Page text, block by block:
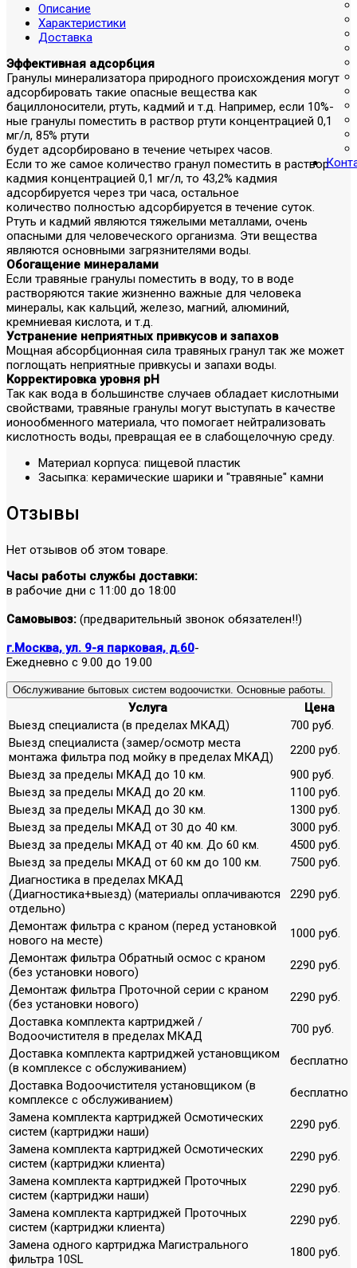
Описание
Характеристики
Доставка
Эффективная адсорбция
Гранулы минерализатора природного происхождения могут
адсорбировать такие опасные вещества как
бациллоносители, ртуть, кадмий и т.д. Например, если 10%-
ные гранулы поместить в раствор ртути концентрацией 0,1
мг/л, 85% ртути
будет адсорбировано в течение четырех часов.
Если то же самое количество гранул поместить в раствор
кадмия концентрацией 0,1 мг/л, то 43,2% кадмия
адсорбируется через три часа, остальное
количество полностью адсорбируется в течение суток.
Ртуть и кадмий являются тяжелыми металлами, очень
опасными для человеческого организма. Эти вещества
являются основными загрязнителями воды.
Обогащение минералами
Если травяные гранулы поместить в воду, то в воде
растворяются такие жизненно важные для человека
минералы, как кальций, железо, магний, алюминий,
кремниевая кислота, и т.д.
Устранение неприятных привкусов и запахов
Мощная абсорбционная сила травяных гранул так же может
поглощать неприятные привкусы и запахи воды.
Корректировка уровня pH
Так как вода в большинстве случаев обладает кислотными
свойствами, травяные гранулы могут выступать в качестве
ионообменного материала, что помогает нейтрализовать
кислотность воды, превращая ее в слабощелочную среду.
Материал корпуса: пищевой пластик
Засыпка: керамические шарики и "травяные" камни
Отзывы
Нет отзывов об этом товаре.
Часы работы службы доставки:
в рабочие дни с 11:00 до 18:00
Самовывоз: (предварительный звонок обязателен!!)
г.Москва, ул. 9-я парковая, д.60-
Ежедневно с 9.00 до 19.00
Обслуживание бытовых систем водоочистки. Основные работы.
Услуга
Цена
Выезд специалиста (в пределах МКАД)
700 руб.
Выезд специалиста (замер/осмотр места
монтажа фильтра под мойку в пределах МКАД)
2200 руб.
Выезд за пределы МКАД до 10 км.
900 руб.
Выезд за пределы МКАД до 20 км.
1100 руб.
Выезд за пределы МКАД до 30 км.
1300 руб.
Выезд за пределы МКАД от 30 до 40 км.
3000 руб.
Выезд за пределы МКАД от 40 км. До 60 км.
4500 руб.
Выезд за пределы МКАД от 60 км до 100 км.
7500 руб.
Диагностика в пределах МКАД
(Диагностика+выезд) (материалы оплачиваются
отдельно)
2290 руб.
Демонтаж фильтра с краном (перед установкой
нового на месте)
1000 руб.
Демонтаж фильтра Обратный осмос с краном
(без установки нового)
2290 руб.
Демонтаж фильтра Проточной серии с краном
(без установки нового)
2290 руб.
Доставка комплекта картриджей /
Водоочистителя в пределах МКАД
700 руб.
Доставка комплекта картриджей установщиком
(в комплексе с обслуживанием)
бесплатно
Доставка Водоочистителя установщиком (в
комплексе с обслуживанием)
бесплатно
Замена комплекта картриджей Осмотических
систем (картриджи наши)
2290 руб.
Замена комплекта картриджей Осмотических
систем (картриджи клиента)
2290 руб.
Замена комплекта картриджей Проточных
систем (картриджи наши)
2290 руб.
Замена комплекта картриджей Проточных
систем (картриджи клиента)
2290 руб.
Замена одного картриджа Магистрального
фильтра 10SL
1800 руб.